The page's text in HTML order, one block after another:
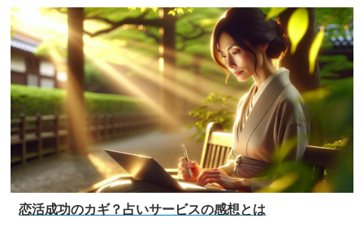
恋活成功のカギ？占いサービスの感想とは